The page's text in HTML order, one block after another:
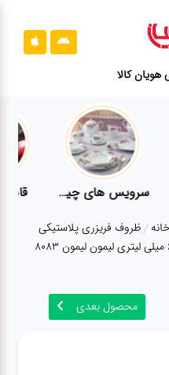
هویان کالا
سرویس های چینی زرین
ظروف فریزری پلاستیکی
ظرف فریزری چهار قفل مستطیل 600 میلی لیتری لیمون لیمون 8083
محصول بعدی